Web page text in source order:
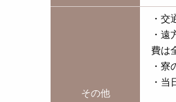
その他
・
・
費は
・
・